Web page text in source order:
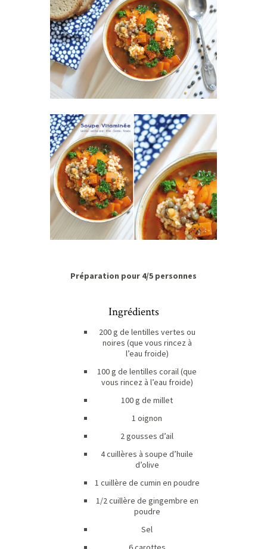
Préparation pour 4/5 personnes
Ingrédients
200 g de lentilles vertes ou
noires (que vous rincez à
l’eau froide)
100 g de lentilles corail (que
vous rincez à l’eau froide)
100 g de millet
1 oignon
2 gousses d’ail
4 cuillères à soupe d’huile
d’olive
1 cuillère de cumin en poudre
1/2 cuillère de gingembre en
poudre
Sel